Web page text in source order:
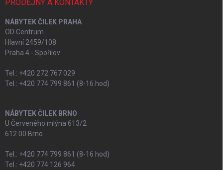
PRODEJNY A KONTAKTY
NÁBYTEK ČILEK PRAHA
OD Centrum
Hlavní 2459/108
Praha 4 - Spořilov
Tel.: +420 272 767 029
Tel.: +420 774 799 861 (8-16 hod)
NÁBYTEK ČILEK BRNO
U Červeného mlýna 613/2
612 00 Brno
Tel.: +420 774 799 861 (8-16 hod)
Tel.: +420 774 126 964